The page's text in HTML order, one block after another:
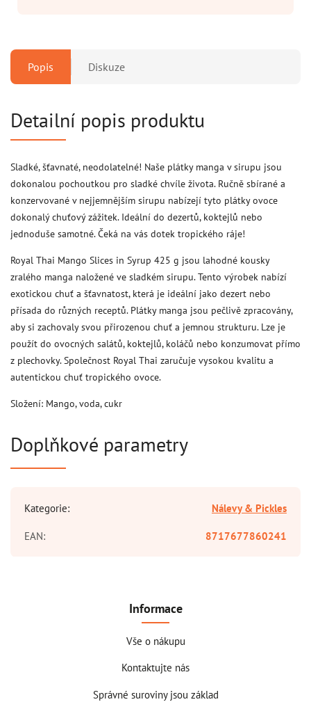
Popis Diskuze
Detailní popis produktu
Sladké, šťavnaté, neodolatelné! Naše plátky manga v sirupu jsou
dokonalou pochoutkou pro sladké chvíle života. Ručně sbírané a
konzervované v nejjemnějším sirupu nabízejí tyto plátky ovoce
dokonalý chuťový zážitek. Ideální do dezertů, koktejlů nebo
jednoduše samotné. Čeká na vás dotek tropického ráje!
Royal Thai Mango Slices in Syrup 425 g jsou lahodné kousky
zralého manga naložené ve sladkém sirupu. Tento výrobek nabízí
exotickou chuť a šťavnatost, která je ideální jako dezert nebo
přísada do různých receptů. Plátky manga jsou pečlivě zpracovány,
aby si zachovaly svou přirozenou chuť a jemnou strukturu. Lze je
použít do ovocných salátů, koktejlů, koláčů nebo konzumovat přímo
z plechovky. Společnost Royal Thai zaručuje vysokou kvalitu a
autentickou chuť tropického ovoce.
Složení: Mango, voda, cukr
Doplňkové parametry
Kategorie:
Nálevy & Pickles
EAN: 8717677860241
Informace
Vše o nákupu
Kontaktujte nás
Správné suroviny jsou základ